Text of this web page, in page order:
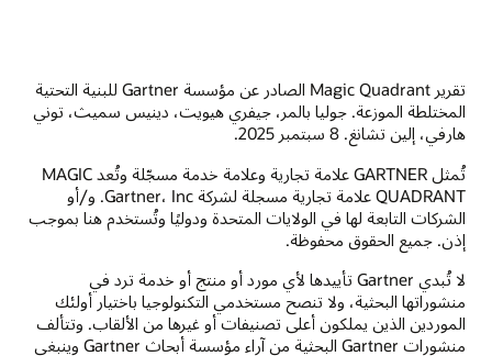
تقرير Magic Quadrant الصادر عن مؤسسة Gartner للبنية التحتية
المختلطة الموزعة. جوليا بالمر، جيفري هيويت، دينيس سميث، توني
هارفي، إلين تشانغ. 8 سبتمبر 2025.
تُمثل GARTNER علامة تجارية وعلامة خدمة مسجّلة وتُعد MAGIC
QUADRANT علامة تجارية مسجلة لشركة Gartner، Inc. و/أو
الشركات التابعة لها في الولايات المتحدة ودوليًا وتُستخدم هنا بموجب
إذن. جميع الحقوق محفوظة.
لا تُبدي Gartner تأييدها لأي مورد أو منتج أو خدمة ترد في
منشوراتها البحثية، ولا تنصح مستخدمي التكنولوجيا باختيار أولئك
الموردين الذين يملكون أعلى تصنيفات أو غيرها من الألقاب. وتتألف
منشورات Gartner البحثية من آراء مؤسسة أبحاث Gartner وينبغي